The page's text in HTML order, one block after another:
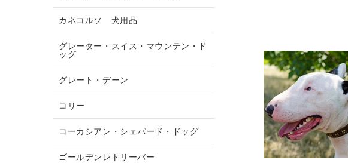
カネコルソ 犬用品
グレーター・スイス・マウンテン・ド
ッグ
グレート・デーン
コリー
コーカシアン・シェパード・ドッグ
ゴールデンレトリーバー